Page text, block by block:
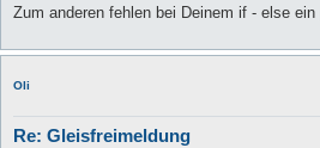
Zum anderen fehlen bei Deinem if - else ein
Oli
Re: Gleisfreimeldung